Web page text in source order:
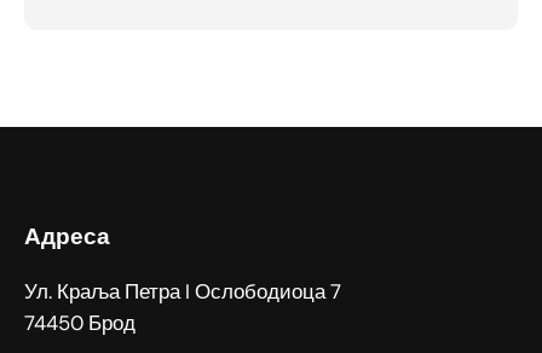
Адреса
Ул. Краља Петра I Ослободиоца 7
74450 Брод